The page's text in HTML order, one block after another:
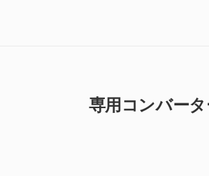
専用コンバー